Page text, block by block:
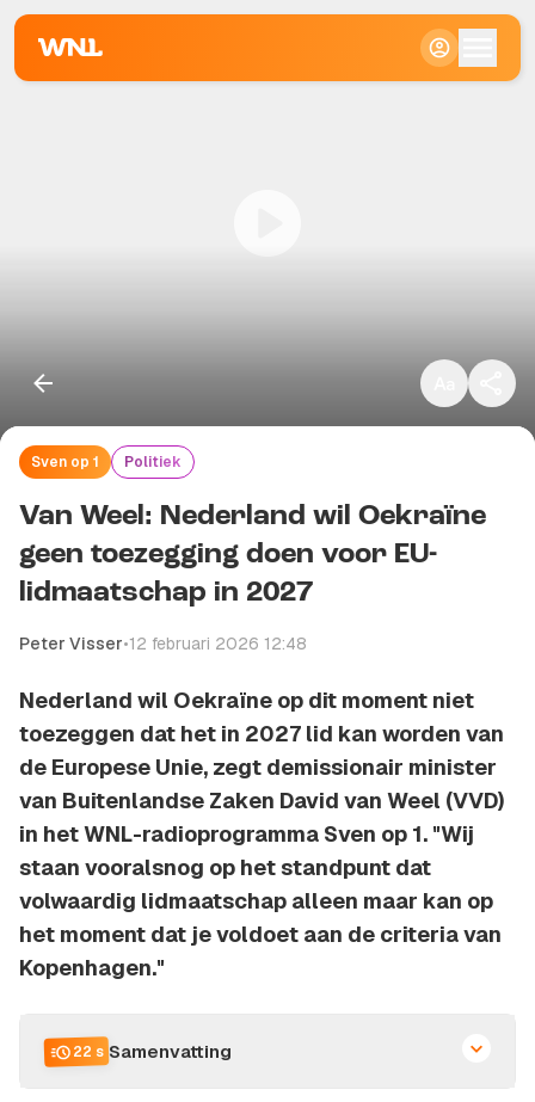
Sven op 1 Politiek
Van Weel: Nederland wil Oekraïne
geen toezegging doen voor EU-
lidmaatschap in 2027
Peter Visser•12 februari 2026 12:48
Nederland wil Oekraïne op dit moment niet
toezeggen dat het in 2027 lid kan worden van
de Europese Unie, zegt demissionair minister
van Buitenlandse Zaken David van Weel (VVD)
in het WNL-radioprogramma Sven op 1. "Wij
staan vooralsnog op het standpunt dat
volwaardig lidmaatschap alleen maar kan op
het moment dat je voldoet aan de criteria van
Kopenhagen."
22 s Samenvatting